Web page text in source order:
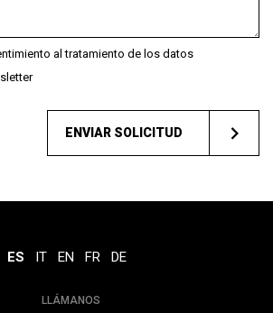
al tratamiento de los datos
ENVIAR SOLICITUD
ES IT EN FR DE
LLÁMANOS